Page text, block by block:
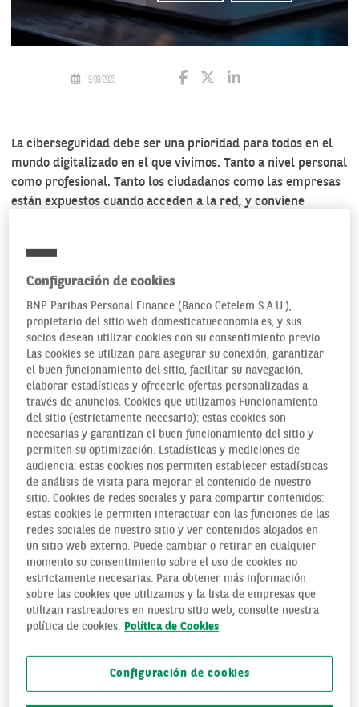
19/09/2025
La ciberseguridad debe ser una prioridad para todos en el
mundo digitalizado en el que vivimos. Tanto a nivel personal
como profesional. Tanto los ciudadanos como las empresas
están expuestos cuando acceden a la red, y conviene
seguridad Zero Trust, o confianza cero.
¿QUÉ ES EL MODELO ‘ZERO
TRUST’ Y CÓMO FUNCIONA?
El modelo Zero Trust es una estrategia de seguridad de red
que se basa en la premisa de que nada ni nadie, ninguna
persona o dispositivo dentro o fuera de la red de una
organización, debe tener acceso para conectarse a sistemas
o programas hasta que se considere explícitamente
necesario.
Se trata de un cambio de paradigma en materia de
seguridad y confianza, y donde hasta la fecha era “confiar,
pero verificar”, ahora se aplica el “nunca confiar, siempre
comprobar”.
Así, el Zero Trust consiste en no confiar en ningún usuario o
compruebe su identidad y autorización.
MÁS ALLÁ DE LA SEGURIDAD
Configuración de cookies
BNP Paribas Personal Finance (Banco Cetelem S.A.U.),
propietario del sitio web domesticatueconomia.es, y sus
socios desean utilizar cookies con su consentimiento previo.
Las cookies se utilizan para asegurar su conexión, garantizar
el buen funcionamiento del sitio, facilitar su navegación,
elaborar estadísticas y ofrecerle ofertas personalizadas a
través de anuncios. Cookies que utilizamos Funcionamiento
del sitio (estrictamente necesario): estas cookies son
necesarias y garantizan el buen funcionamiento del sitio y
permiten su optimización. Estadísticas y mediciones de
audiencia: estas cookies nos permiten establecer estadísticas
de análisis de visita para mejorar el contenido de nuestro
sitio. Cookies de redes sociales y para compartir contenidos:
estas cookies le permiten interactuar con las funciones de las
redes sociales de nuestro sitio y ver contenidos alojados en
un sitio web externo. Puede cambiar o retirar en cualquier
momento su consentimiento sobre el uso de cookies no
estrictamente necesarias. Para obtener más información
sobre las cookies que utilizamos y la lista de empresas que
utilizan rastreadores en nuestro sitio web, consulte nuestra
política de cookies: Política de Cookies
Configuración de cookies